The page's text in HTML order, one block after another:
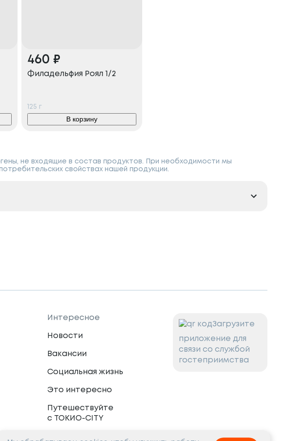
460 ₽
Филадельфия Роял 1/2
125 г
В корзину
не входящие в состав продуктов. При необходимости мы
свойствах нашей продукции.
Интересное
Новости
Вакансии
Социальная жизнь
Это интересно
Путешествуйте
с ТОКИО-CITY
Загрузите
приложение для
связи со службой
гостеприимства